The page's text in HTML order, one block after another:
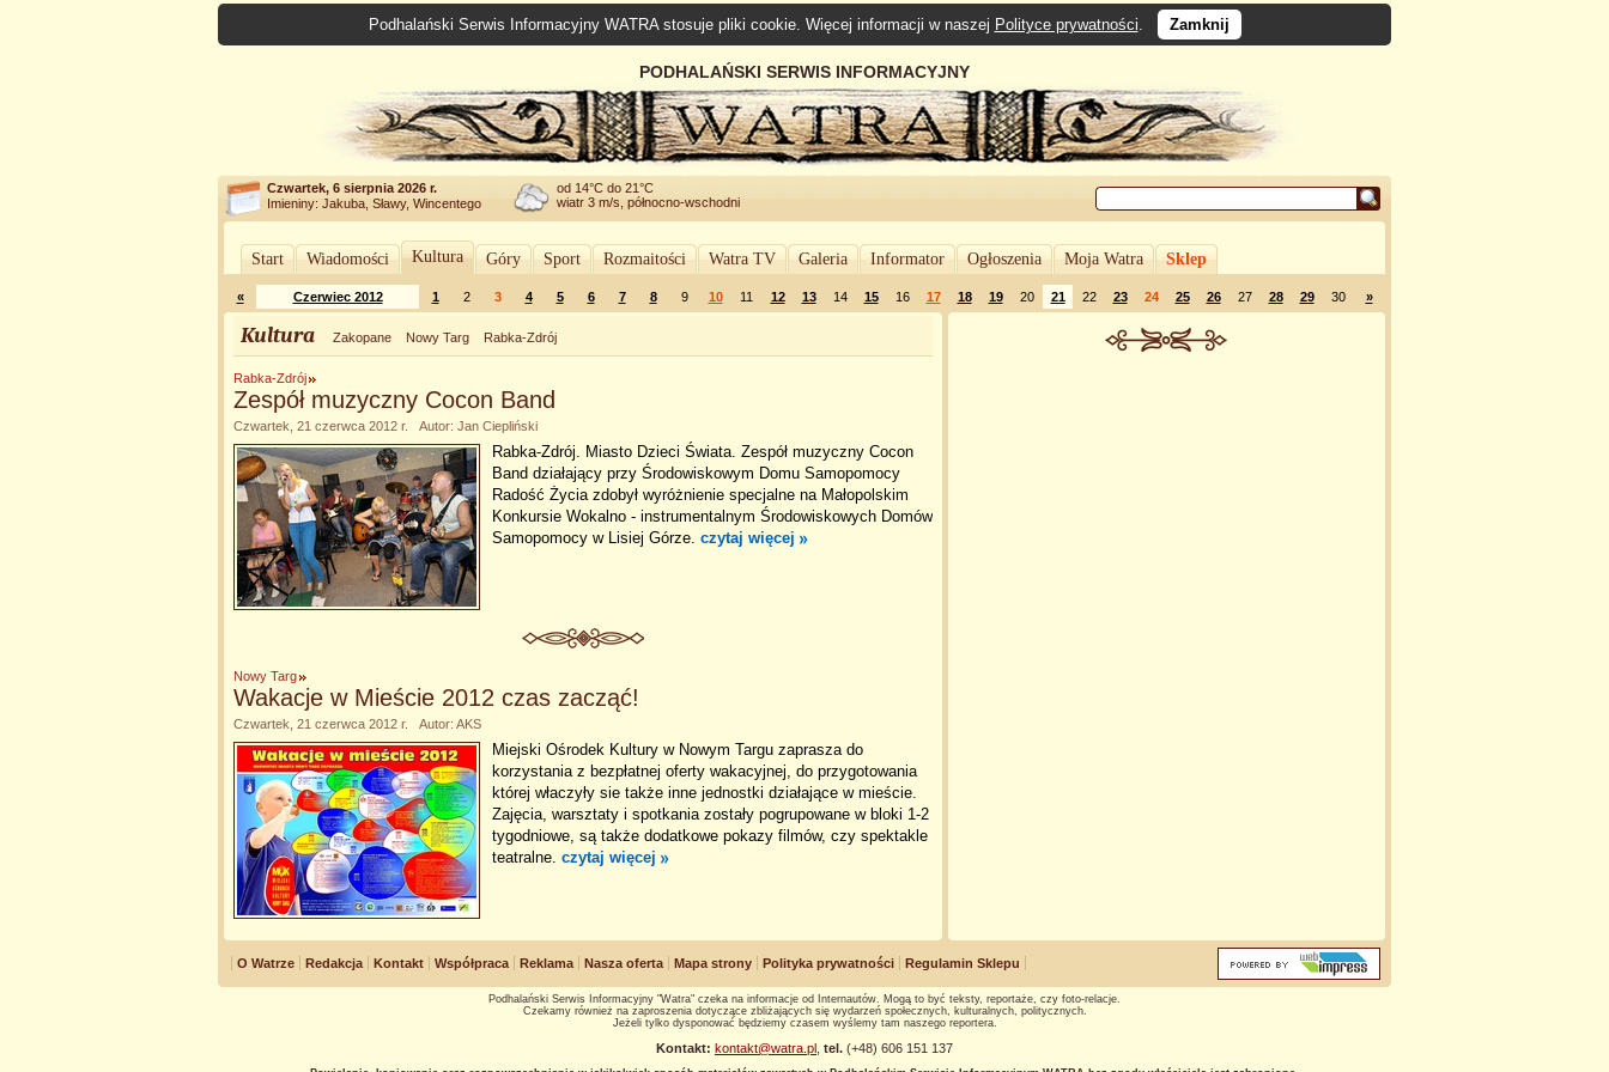
Podhalański Serwis Informacyjny WATRA stosuje pliki cookie. Więcej informacji w naszej Polityce prywatności. Zamknij
PODHALAŃSKI SERWIS INFORMACYJNY
Czwartek, 6 sierpnia 2026 r.
Imieniny: Jakuba, Sławy, Wincentego
od 14°C do 21°C
wiatr 3 m/s, północno-wschodni
Start Wiadomości Kultura Góry Sport Rozmaitości Watra TV Galeria Informator Ogłoszenia Moja Watra Sklep
« Czerwiec 2012 1 2 3 4 5 6 7 8 9 10 11 12 13 14 15 16 17 18 19 20 21 22 23 24 25 26 27 28 29 30 »
Kultura Zakopane Nowy Targ Rabka-Zdrój
Rabka-Zdrój
Zespół muzyczny Cocon Band
Czwartek, 21 czerwca 2012 r. Autor: Jan Ciepliński
Rabka-Zdrój. Miasto Dzieci Świata. Zespół muzyczny Cocon
Band działający przy Środowiskowym Domu Samopomocy
Radość Życia zdobył wyróżnienie specjalne na Małopolskim
Konkursie Wokalno - instrumentalnym Środowiskowych Domów
Samopomocy w Lisiej Górze. czytaj więcej
Nowy Targ
Wakacje w Mieście 2012 czas zacząć!
Czwartek, 21 czerwca 2012 r. Autor: AKS
Miejski Ośrodek Kultury w Nowym Targu zaprasza do
korzystania z bezpłatnej oferty wakacyjnej, do przygotowania
której właczyły sie także inne jednostki działające w mieście.
Zajęcia, warsztaty i spotkania zostały pogrupowane w bloki 1-2
tygodniowe, są także dodatkowe pokazy filmów, czy spektakle
teatralne. czytaj więcej
O Watrze Redakcja Kontakt Współpraca Reklama Nasza oferta Mapa strony Polityka prywatności Regulamin Sklepu
Podhalański Serwis Informacyjny "Watra" czeka na informacje od Internautów. Mogą to być teksty, reportaże, czy foto-relacje.
Czekamy również na zaproszenia dotyczące zbliżających się wydarzeń społecznych, kulturalnych, politycznych.
Jeżeli tylko dysponować będziemy czasem wyślemy tam naszego reportera.
Kontakt: kontakt@watra.pl tel. (+48) 606 151 137